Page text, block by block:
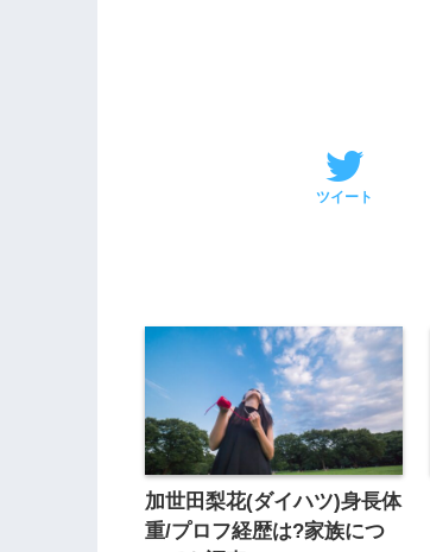
ツイート
加世田梨花(ダイハツ)身長体
重/プロフ経歴は?家族につ